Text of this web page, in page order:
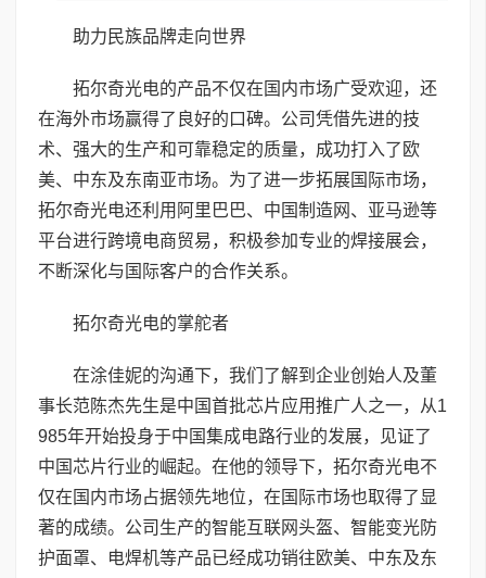
助力民族品牌走向世界
拓尔奇光电的产品不仅在国内市场广受欢迎，还
在海外市场赢得了良好的口碑。公司凭借先进的技
术、强大的生产和可靠稳定的质量，成功打入了欧
美、中东及东南亚市场。为了进一步拓展国际市场，
拓尔奇光电还利用阿里巴巴、中国制造网、亚马逊等
平台进行跨境电商贸易，积极参加专业的焊接展会，
不断深化与国际客户的合作关系。
拓尔奇光电的掌舵者
在涂佳妮的沟通下，我们了解到企业创始人及董
事长范陈杰先生是中国首批芯片应用推广人之一，从1
985年开始投身于中国集成电路行业的发展，见证了
中国芯片行业的崛起。在他的领导下，拓尔奇光电不
仅在国内市场占据领先地位，在国际市场也取得了显
著的成绩。公司生产的智能互联网头盔、智能变光防
护面罩、电焊机等产品已经成功销往欧美、中东及东